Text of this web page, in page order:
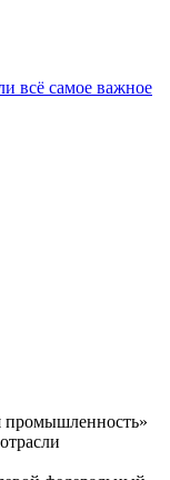
всё самое важное
промышленность»